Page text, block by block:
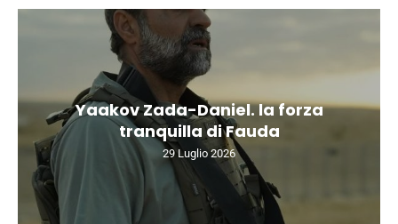
Yaakov Zada-Daniel. la forza
tranquilla di Fauda
29 Luglio 2026